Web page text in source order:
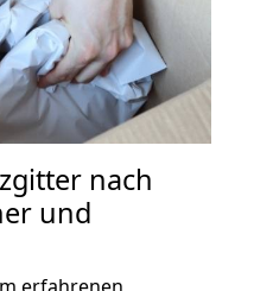
nach
und